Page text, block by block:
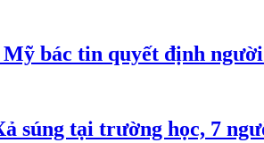
bác tin quyết định
súng tại trường học, 7